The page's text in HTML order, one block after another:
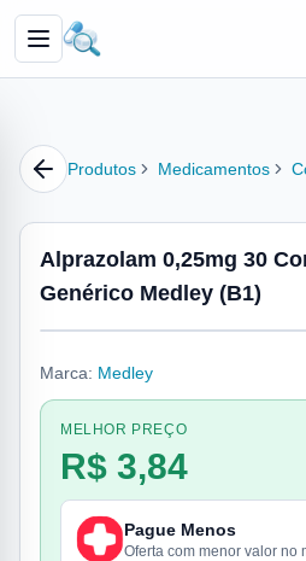
Produtos Medicamentos
Alprazolam 0,25mg 30
Genérico Medley (B1)
Marca: Medley
MELHOR PREÇO
R$ 3,84
Pague Menos
Oferta com menor valor no